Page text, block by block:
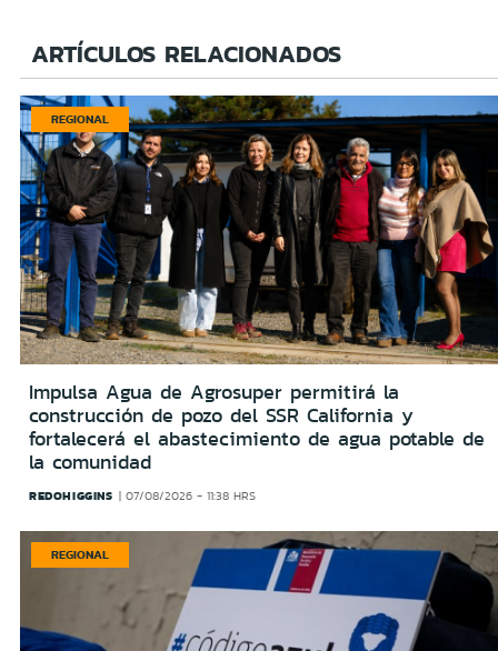
ARTÍCULOS RELACIONADOS
REGIONAL
Impulsa Agua de Agrosuper permitirá la
construcción de pozo del SSR California y
fortalecerá el abastecimiento de agua potable de
la comunidad
REDOHIGGINS 07/08/2026 - 11:38 HRS
REGIONAL